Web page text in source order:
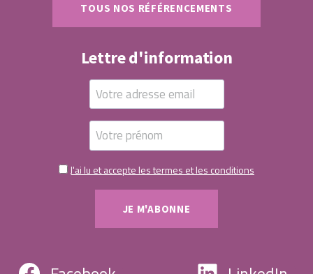
TOUS NOS RÉFÉRENCEMENTS
Lettre d'information
J'ai lu et accepte les termes et les conditions